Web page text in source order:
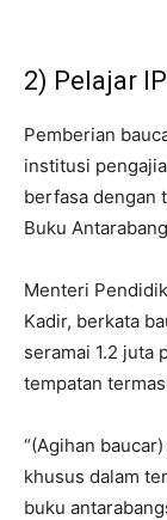
2) Pelajar
Pemberian
institusi
berfasa dengan
Buku
Menteri
Kadir, berkata
seramai 1.2 juta
tempatan
“(Agihan
khusus dalam
buku